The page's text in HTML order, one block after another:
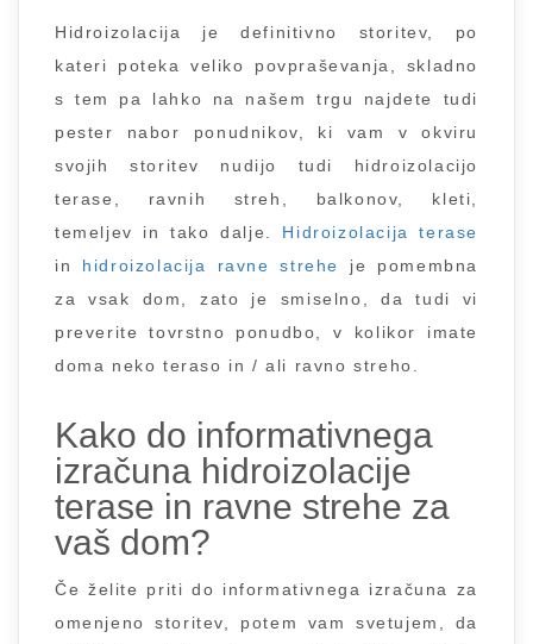
Hidroizolacija je definitivno storitev, po
kateri poteka veliko povpraševanja, skladno
s tem pa lahko na našem trgu najdete tudi
pester nabor ponudnikov, ki vam v okviru
svojih storitev nudijo tudi hidroizolacijo
terase, ravnih streh, balkonov, kleti,
temeljev in tako dalje. Hidroizolacija terase
in hidroizolacija ravne strehe
je pomembna
za vsak dom, zato je smiselno, da tudi vi
preverite tovrstno ponudbo, v kolikor imate
doma neko teraso in / ali ravno streho.
Kako do informativnega
izračuna hidroizolacije
terase in ravne strehe za
vaš dom?
Če želite priti do informativnega izračuna za
omenjeno storitev, potem vam svetujem, da